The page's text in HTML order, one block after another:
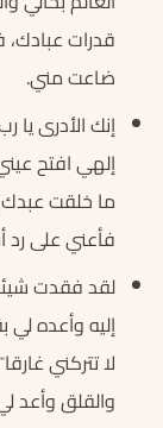
قدرات عبادك،
ضاعت مني.
إنك الأدرى
إلهي افتح
ما خلقت عبدك
فأعني على رد
لقد فقدت شيئا
إليه وأعده لي
لا تتركني
والقلق وأعد